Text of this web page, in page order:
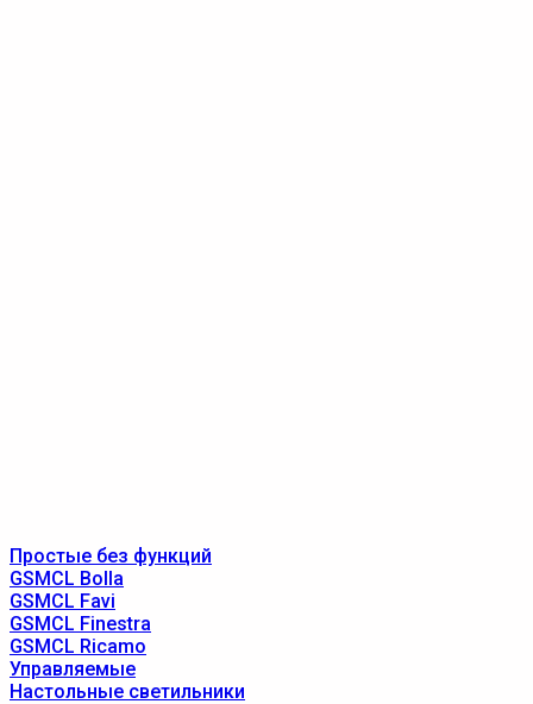
Простые без функций
GSMCL Bolla
GSMCL Favi
GSMCL Finestra
GSMCL Ricamo
Управляемые
Настольные светильники